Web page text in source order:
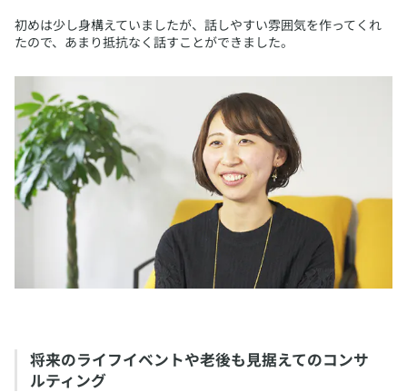
初めは少し身構えていましたが、話しやすい雰囲気を作ってくれ
たので、あまり抵抗なく話すことができました。
​将来のライフイベントや老後も見据えてのコンサ
ルティング